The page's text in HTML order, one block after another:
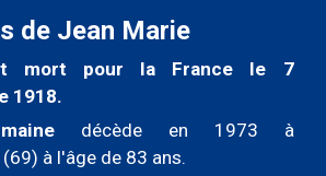
de Jean Marie
mort pour la France le 7
1918.
décède en 1973 à
à l'âge de 83 ans.